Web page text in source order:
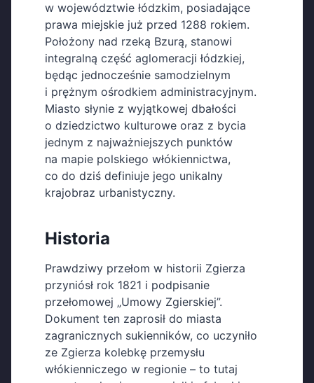
w województwie łódzkim, posiadające
prawa miejskie już przed 1288 rokiem.
Położony nad rzeką Bzurą, stanowi
integralną część aglomeracji łódzkiej,
będąc jednocześnie samodzielnym
i prężnym ośrodkiem administracyjnym.
Miasto słynie z wyjątkowej dbałości
o dziedzictwo kulturowe oraz z bycia
jednym z najważniejszych punktów
na mapie polskiego włókiennictwa,
co do dziś definiuje jego unikalny
krajobraz urbanistyczny.
Historia
Prawdziwy przełom w historii Zgierza
przyniósł rok 1821 i podpisanie
przełomowej „Umowy Zgierskiej”.
Dokument ten zaprosił do miasta
zagranicznych sukienników, co uczyniło
ze Zgierza kolebkę przemysłu
włókienniczego w regionie – to tutaj